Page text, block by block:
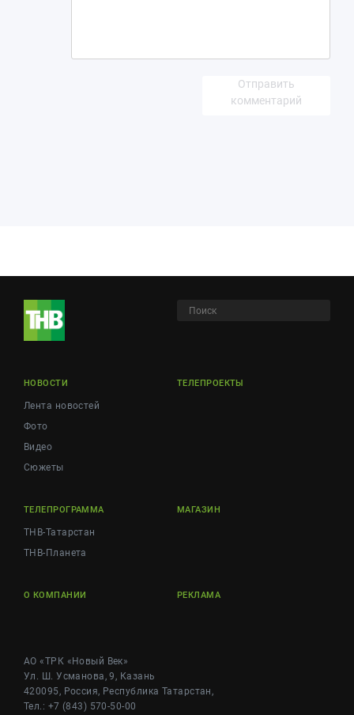
Отправить
комментарий
НОВОСТИ
Лента новостей
Фото
Видео
Сюжеты
ТЕЛЕПРОЕКТЫ
ТЕЛЕПРОГРАММА
ТНВ-Татарстан
ТНВ-Планета
МАГАЗИН
О КОМПАНИИ РЕКЛАМА
АО «ТРК «Новый Век»
Ул. Ш. Усманова, 9, Казань
420095, Россия, Республика Татарстан,
Тел.: +7 (843) 570-50-00